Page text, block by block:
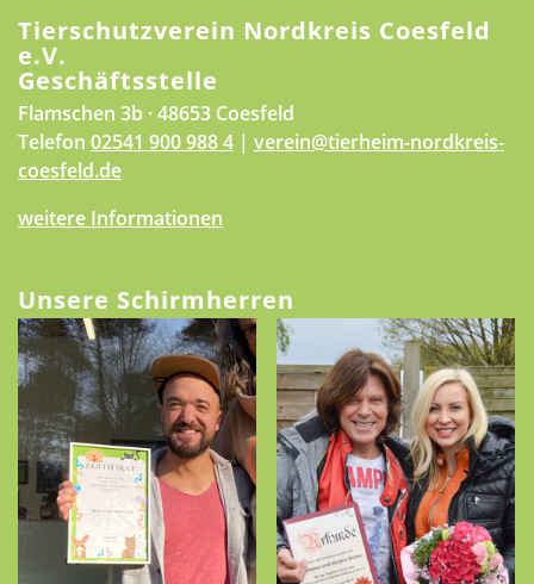
Tierschutzverein Nordkreis Coesfeld
e.V.
Geschäftsstelle
Flamschen 3b · 48653 Coesfeld
Telefon 02541 900 988 4 | verein@tierheim-nordkreis-
coesfeld.de
weitere Informationen
Unsere Schirmherren